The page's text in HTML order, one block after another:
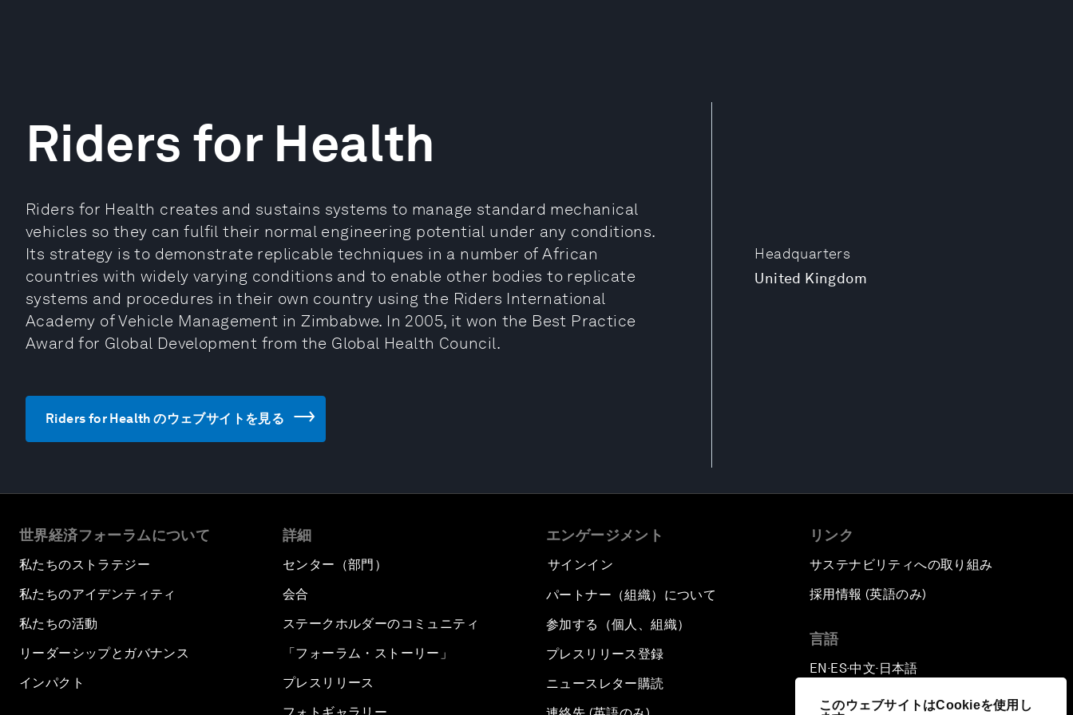
このウェブサイトはCookieを使用し
Headquarters
United Kingdom
Riders for Health
Riders for Health creates and sustains systems to manage standard mechanical
vehicles so they can fulfil their normal engineering potential under any conditions.
Its strategy is to demonstrate replicable techniques in a number of African
countries with widely varying conditions and to enable other bodies to replicate
systems and procedures in their own country using the Riders International
Academy of Vehicle Management in Zimbabwe. In 2005, it won the Best Practice
Award for Global Development from the Global Health Council.
Riders for Health のウェブサイトを見る
世界経済フォーラムについて
私たちのストラテジー
私たちのアイデンティティ
私たちの活動
リーダーシップとガバナンス
インパクト
詳細
センター（部門）
会合
ステークホルダーのコミュニティ
「フォーラム・ストーリー」
プレスリリース
エンゲージメント
サインイン
パートナー（組織）について
参加する（個人、組織）
プレスリリース登録
ニュースレター購読
リンク
サステナビリティへの取り組み
採用情報 (英語のみ)
言語
EN ▪ES▪中文▪ 日本語